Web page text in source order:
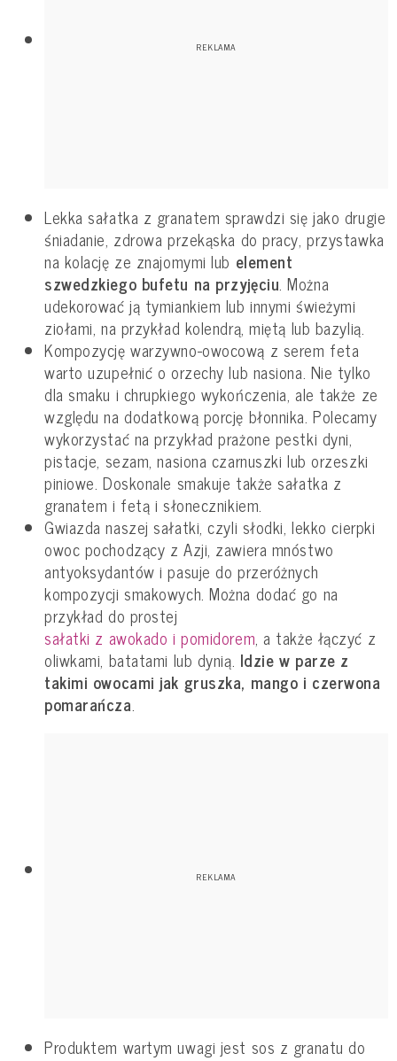
Lekka sałatka z granatem sprawdzi się jako drugie
śniadanie, zdrowa przekąska do pracy, przystawka
na kolację ze znajomymi lub element
szwedzkiego bufetu na przyjęciu. Można
udekorować ją tymiankiem lub innymi świeżymi
ziołami, na przykład kolendrą, miętą lub bazylią.
Kompozycję warzywno-owocową z serem feta
warto uzupełnić o orzechy lub nasiona. Nie tylko
dla smaku i chrupkiego wykończenia, ale także ze
względu na dodatkową porcję błonnika. Polecamy
wykorzystać na przykład prażone pestki dyni,
pistacje, sezam, nasiona czarnuszki lub orzeszki
piniowe. Doskonale smakuje także sałatka z
granatem i fetą i słonecznikiem.
Gwiazda naszej sałatki, czyli słodki, lekko cierpki
owoc pochodzący z Azji, zawiera mnóstwo
antyoksydantów i pasuje do przeróżnych
kompozycji smakowych. Można dodać go na
przykład do prostej
sałatki z awokado i pomidorem, a także łączyć z
oliwkami, batatami lub dynią. Idzie w parze z
takimi owocami jak gruszka, mango i czerwona
pomarańcza.
Produktem wartym uwagi jest sos z granatu do